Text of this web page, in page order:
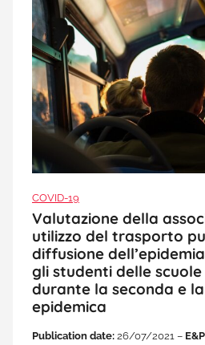
COVID-19
Valutazione della
utilizzo del trasporto
diffusione
gli studenti delle
durante la seconda e
epidemica
Publication date: 26/07/2021 –